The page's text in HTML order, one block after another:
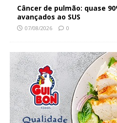
Câncer de pulmão: quase
avançados ao SUS
07/08/2026 0